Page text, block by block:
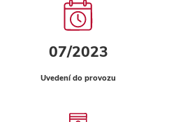
07/2023
Uvedení do provozu